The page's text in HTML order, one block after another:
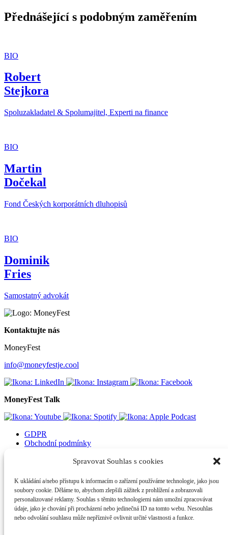
Spravovat Souhlas s cookies
K ukládání a/nebo přístupu k informacím o zařízení používáme technologie, jako jsou
soubory cookie. Děláme to, abychom zlepšili zážitek z prohlížení a zobrazovali
personalizované reklamy. Souhlas s těmito technologiemi nám umožní zpracovávat
údaje, jako je chování při procházení nebo jedinečná ID na tomto webu. Nesouhlas
nebo odvolání souhlasu může nepříznivě ovlivnit určité vlastnosti a funkce.
Přednášející s podobným zaměřením
BIO
Robert
Stejkora
Spoluzakladatel & Spolumajitel, Experti na finance
BIO
Martin
Dočekal
Fond Českých korporátních dluhopisů
BIO
Dominik
Fries
Samostatný advokát
Kontaktujte nás
MoneyFest
info@moneyfestje.cool
MoneyFest Talk
GDPR
Obchodní podmínky
Odebírejte náš newsletter
Mějte přehled co je u nás nového.